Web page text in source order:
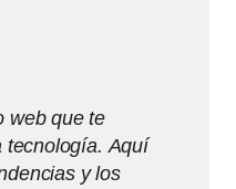
web que te
tecnología. Aquí
y los